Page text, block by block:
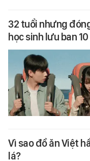
32 tuổi nhưng
học sinh lưu ban
Vì sao đồ ăn Việt
lá?